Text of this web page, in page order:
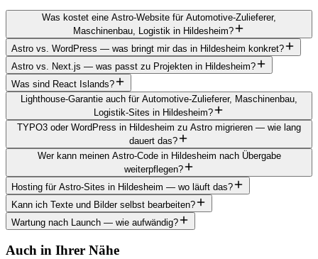
Was kostet eine Astro-Website für Automotive-Zulieferer,
Maschinenbau, Logistik in Hildesheim?
Astro vs. WordPress — was bringt mir das in Hildesheim konkret?
Astro vs. Next.js — was passt zu Projekten in Hildesheim?
Was sind React Islands?
Lighthouse-Garantie auch für Automotive-Zulieferer, Maschinenbau,
Logistik-Sites in Hildesheim?
TYPO3 oder WordPress in Hildesheim zu Astro migrieren — wie lang
dauert das?
Wer kann meinen Astro-Code in Hildesheim nach Übergabe
weiterpflegen?
Hosting für Astro-Sites in Hildesheim — wo läuft das?
Kann ich Texte und Bilder selbst bearbeiten?
Wartung nach Launch — wie aufwändig?
Auch in Ihrer Nähe